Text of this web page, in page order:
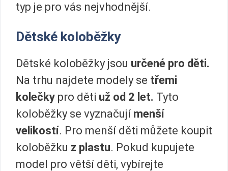
typ je pro vás nejvhodnější.
Dětské koloběžky
Dětské koloběžky jsou určené pro děti.
Na trhu najdete modely se třemi
kolečky pro děti už od 2 let. Tyto
koloběžky se vyznačují menší
velikostí. Pro menší děti můžete koupit
koloběžku z plastu. Pokud kupujete
model pro větší děti, vybírejte